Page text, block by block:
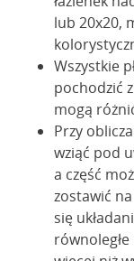
lub 20x20,
Wszystkie
pochodzić
mogą
Przy
wziąć pod
a część
zostawić
się